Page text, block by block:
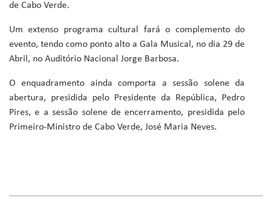
de Cabo Verde.
Um extenso programa cultural fará o complemento do
evento, tendo como ponto alto a Gala Musical, no dia 29 de
Abril, no Auditório Nacional Jorge Barbosa.
O enquadramento ainda comporta a sessão solene da
abertura, presidida pelo Presidente da República, Pedro
Pires, e a sessão solene de encerramento, presidida pelo
Primeiro-Ministro de Cabo Verde, José Maria Neves.